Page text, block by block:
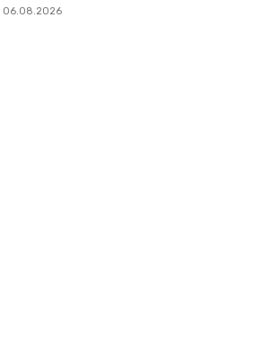
06.08.2026